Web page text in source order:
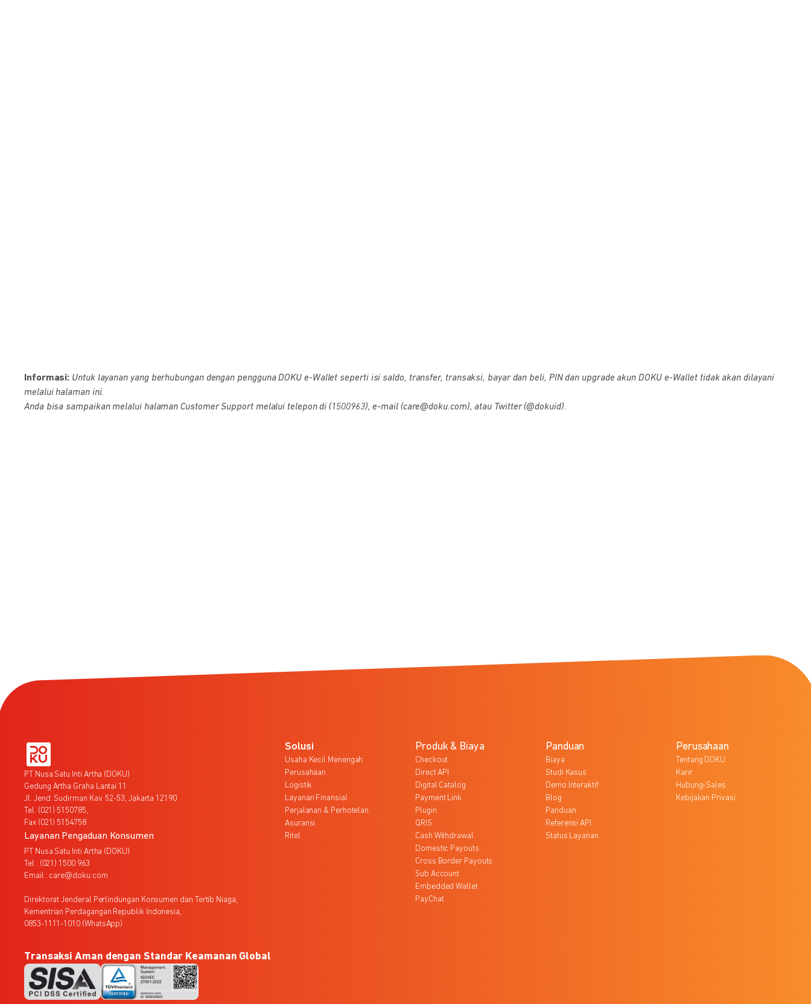
Informasi: Untuk layanan yang berhubungan dengan pengguna DOKU e-Wallet seperti isi saldo, transfer, transaksi, bayar dan beli, PIN dan upgrade akun DOKU e-Wallet tidak akan dilayani
melalui halaman ini.
Anda bisa sampaikan melalui halaman Customer Support melalui telepon di (1500963), e-mail (care@doku.com), atau Twitter (@dokuid).
PT Nusa Satu Inti Artha (DOKU)
Gedung Artha Graha Lantai 11
Jl. Jend. Sudirman Kav. 52-53, Jakarta 12190
Tel. (021) 5150785,
Fax (021) 5154758
Layanan Pengaduan Konsumen
PT Nusa Satu Inti Artha (DOKU)
Tel : (021) 1500 963
Email : care@doku.com
Direktorat Jenderal Perlindungan Konsumen dan Tertib Niaga,
Kementrian Perdagangan Republik Indonesia,
0853-1111-1010 (WhatsApp)
Solusi
Usaha Kecil Menengah
Perusahaan
Logistik
Layanan Finansial
Perjalanan & Perhotelan
Asuransi
Ritel
Produk & Biaya
Checkout
Direct API
Digital Catalog
Payment Link
Plugin
QRIS
Cash Withdrawal
Domestic Payouts
Cross Border Payouts
Sub Account
Embedded Wallet
PayChat
Panduan
Biaya
Studi Kasus
Demo Interaktif
Blog
Panduan
Referensi API
Status Layanan
Perusahaan
Tentang DOKU
Karir
Hubungi Sales
Kebijakan Privasi
Transaksi Aman dengan Standar Keamanan Global